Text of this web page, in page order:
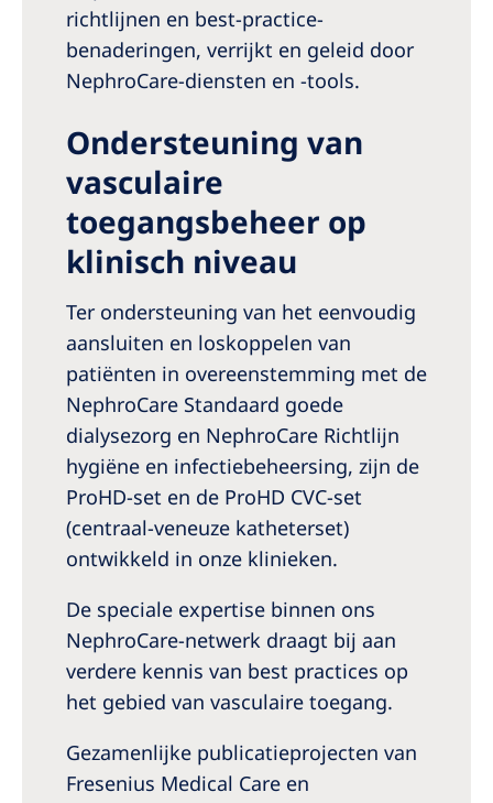
richtlijnen en best-practice-
benaderingen, verrijkt en geleid door
NephroCare-diensten en -tools.
Ondersteuning van
vasculaire
toegangsbeheer op
klinisch niveau
Ter ondersteuning van het eenvoudig
aansluiten en loskoppelen van
patiënten in overeenstemming met de
NephroCare Standaard goede
dialysezorg en NephroCare Richtlijn
hygiëne en infectiebeheersing, zijn de
ProHD-set en de ProHD CVC-set
(centraal-veneuze katheterset)
ontwikkeld in onze klinieken.
De speciale expertise binnen ons
NephroCare-netwerk draagt bij aan
verdere kennis van best practices op
het gebied van vasculaire toegang.
Gezamenlijke publicatieprojecten van
Fresenius Medical Care en